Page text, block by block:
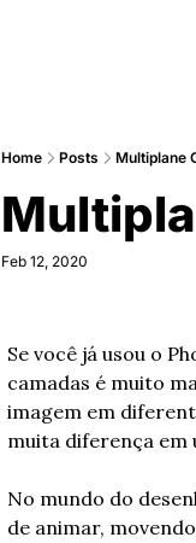
Home Posts Multiplane
Feb 12, 2020
Se você já usou o
camadas é muito
imagem em
muita diferença em
No mundo do
de animar,